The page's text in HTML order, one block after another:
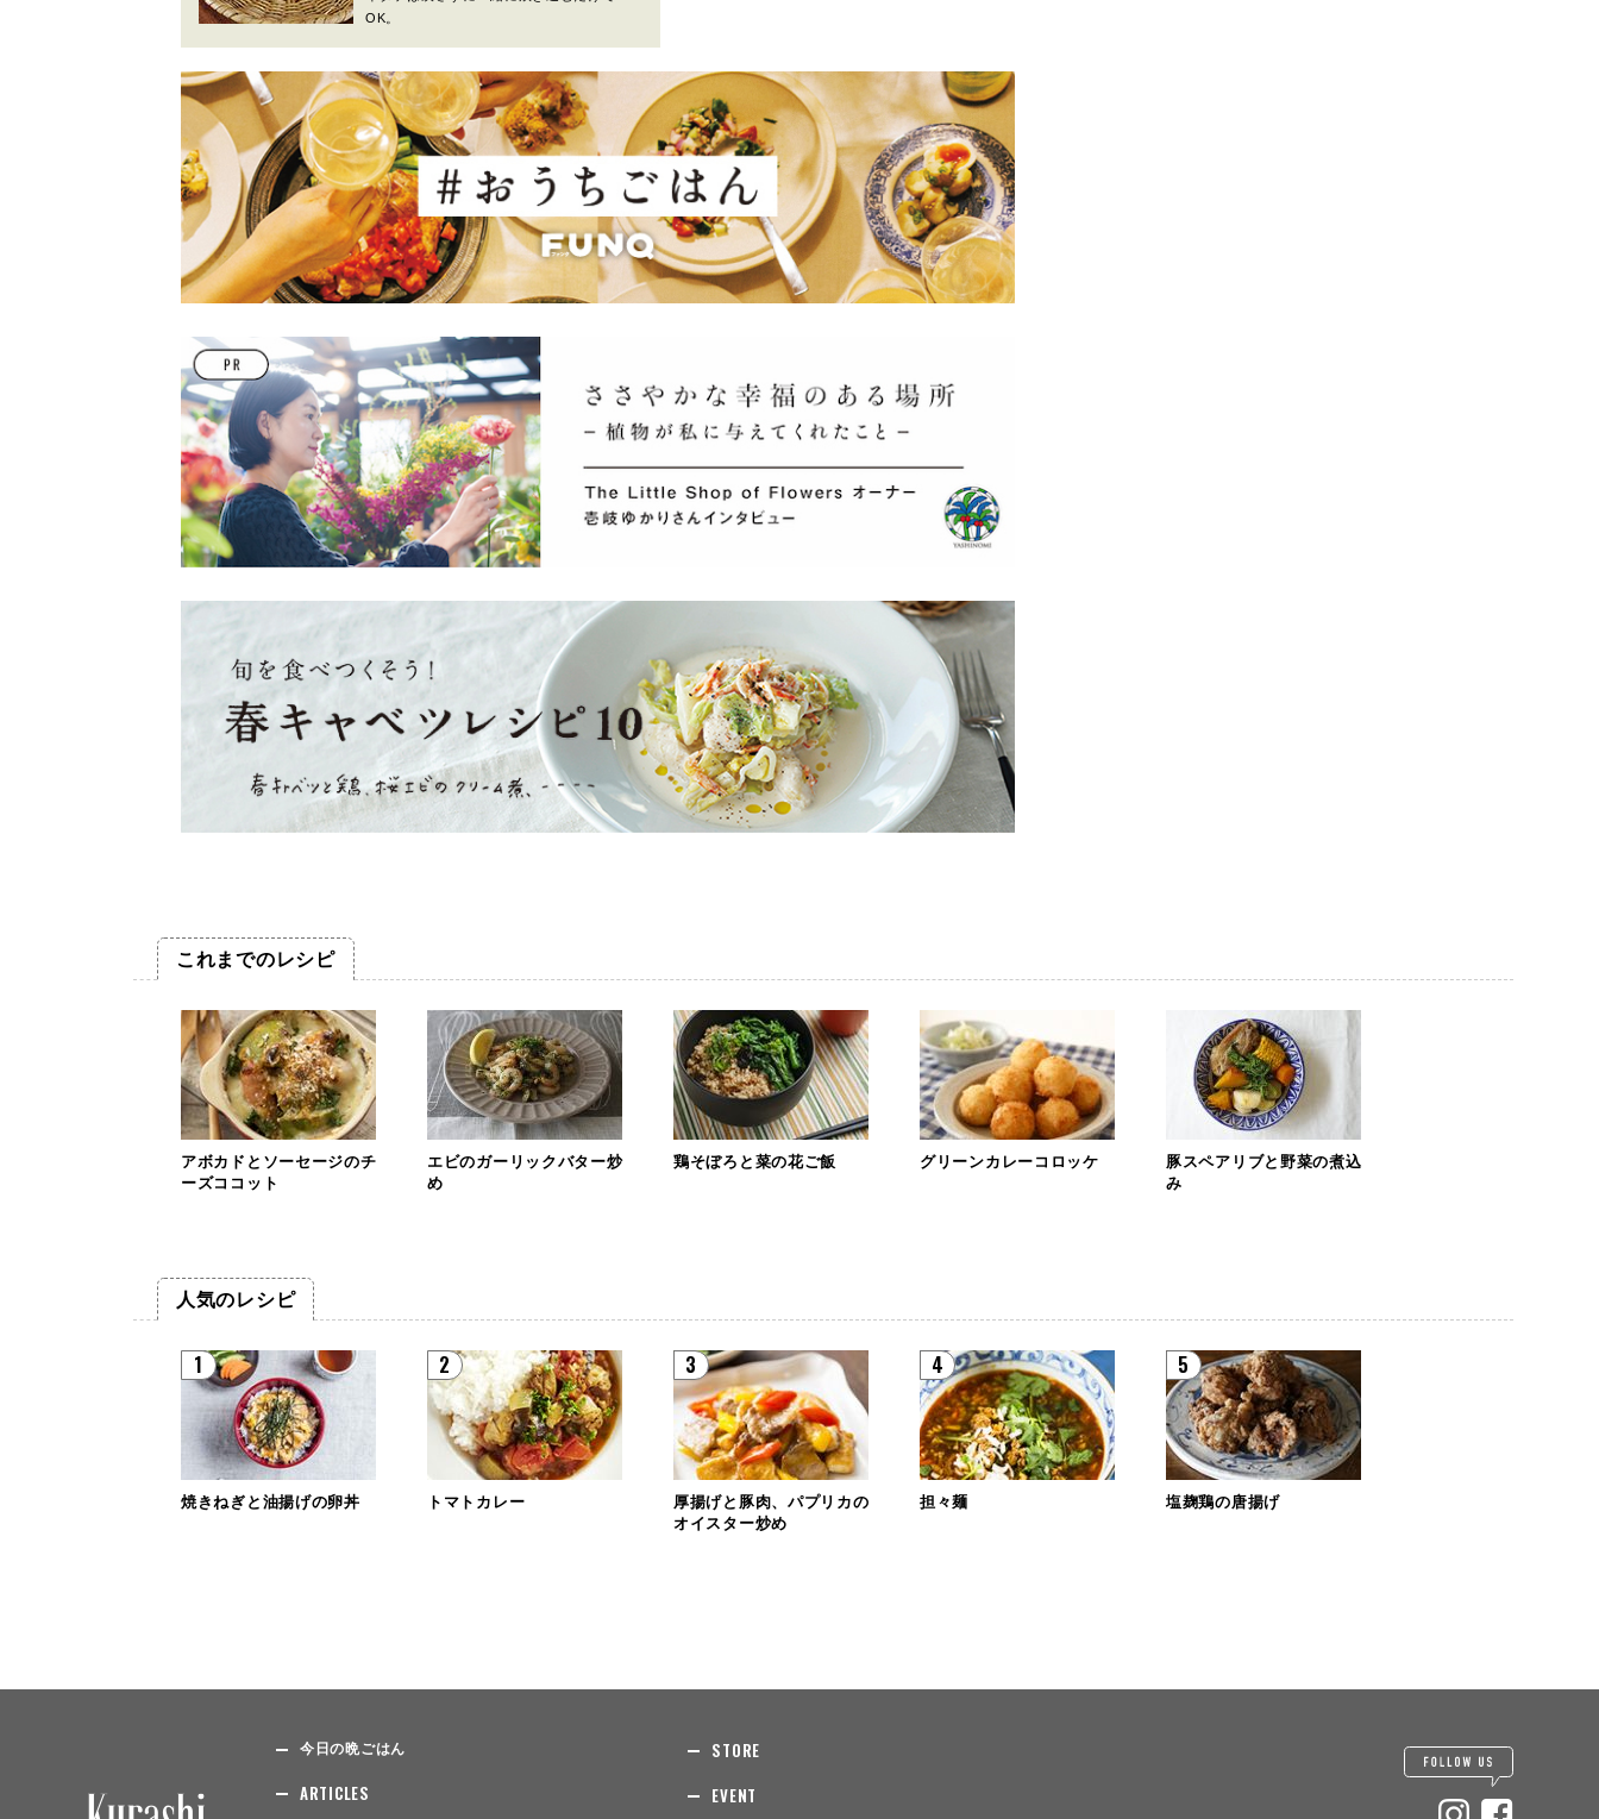
OK。
これまでのレシピ
アボカドとソーセージのチ
ーズココット
エビのガーリックバター炒
め
鶏そぼろと菜の花ご飯 グリーンカレーコロッケ
豚スペアリブと野菜の煮込
み
人気のレシピ
1
焼きねぎと油揚げの卵丼
2
トマトカレー
3
厚揚げと豚肉、パプリカの
オイスター炒め
4
担々麺
5
塩麹鶏の唐揚げ
今日の晩ごはん
ARTICLES
STORE
EVENT